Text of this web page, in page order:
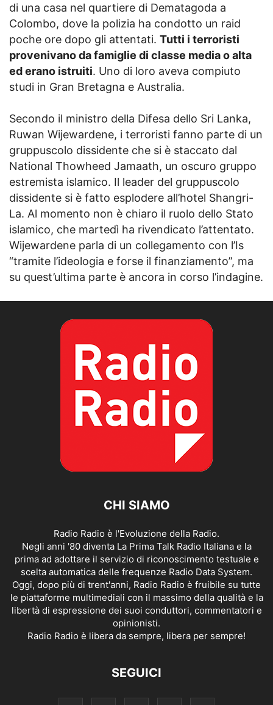
di una casa nel quartiere di Dematagoda a
Colombo, dove la polizia ha condotto un raid
poche ore dopo gli attentati. Tutti i terroristi
provenivano da famiglie di classe media o alta
ed erano istruiti. Uno di loro aveva compiuto
studi in Gran Bretagna e Australia.
Secondo il ministro della Difesa dello Sri Lanka,
Ruwan Wijewardene, i terroristi fanno parte di un
gruppuscolo dissidente che si è staccato dal
National Thowheed Jamaath, un oscuro gruppo
estremista islamico. Il leader del gruppuscolo
dissidente si è fatto esplodere all’hotel Shangri-
La. Al momento non è chiaro il ruolo dello Stato
islamico, che martedì ha rivendicato l’attentato.
Wijewardene parla di un collegamento con l’Is
“tramite l’ideologia e forse il finanziamento”, ma
su quest’ultima parte è ancora in corso l’indagine.
CHI SIAMO
Radio Radio è l'Evoluzione della Radio.
Negli anni '80 diventa La Prima Talk Radio Italiana e la
prima ad adottare il servizio di riconoscimento testuale e
scelta automatica delle frequenze Radio Data System.
Oggi, dopo più di trent'anni, Radio Radio è fruibile su tutte
le piattaforme multimediali con il massimo della qualità e la
libertà di espressione dei suoi conduttori, commentatori e
opinionisti.
Radio Radio è libera da sempre, libera per sempre!
SEGUICI